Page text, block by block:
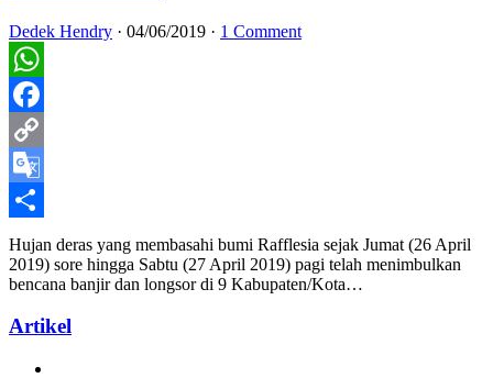
Dedek Hendry · 04/06/2019 · 1 Comment
WhatsApp
Facebook
Copy
Link
Google
Translate
Share
Hujan deras yang membasahi bumi Rafflesia sejak Jumat (26 April
2019) sore hingga Sabtu (27 April 2019) pagi telah menimbulkan
bencana banjir dan longsor di 9 Kabupaten/Kota…
Artikel